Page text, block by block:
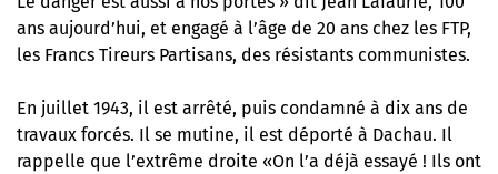
ans aujourd’hui, et engagé à l’âge de 20 ans chez les FTP,
les Francs Tireurs Partisans, des résistants communistes.
En juillet 1943, il est arrêté, puis condamné à dix ans de
travaux forcés. Il se mutine, il est déporté à Dachau. Il
rappelle que l’extrême droite «On l’a déjà essayé ! Ils ont